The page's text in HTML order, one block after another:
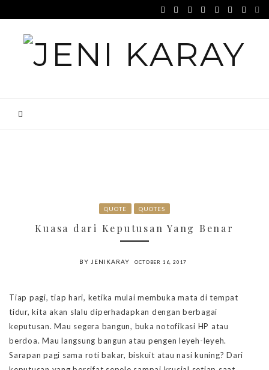
QUOTE QUOTES
Kuasa dari Keputusan Yang Benar
BY JENIKARAY OCTOBER 16, 2017
Tiap pagi, tiap hari, ketika mulai membuka mata di tempat
tidur, kita akan slalu diperhadapkan dengan berbagai
keputusan. Mau segera bangun, buka notofikasi HP atau
berdoa. Mau langsung bangun atau pengen leyeh-leyeh.
Sarapan pagi sama roti bakar, biskuit atau nasi kuning? Dari